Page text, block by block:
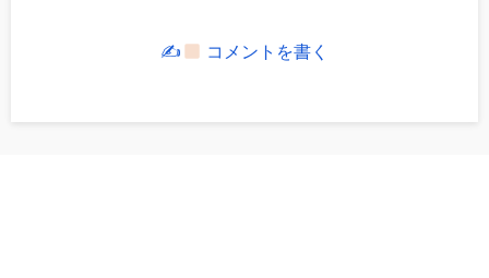
✍ コメントを書く